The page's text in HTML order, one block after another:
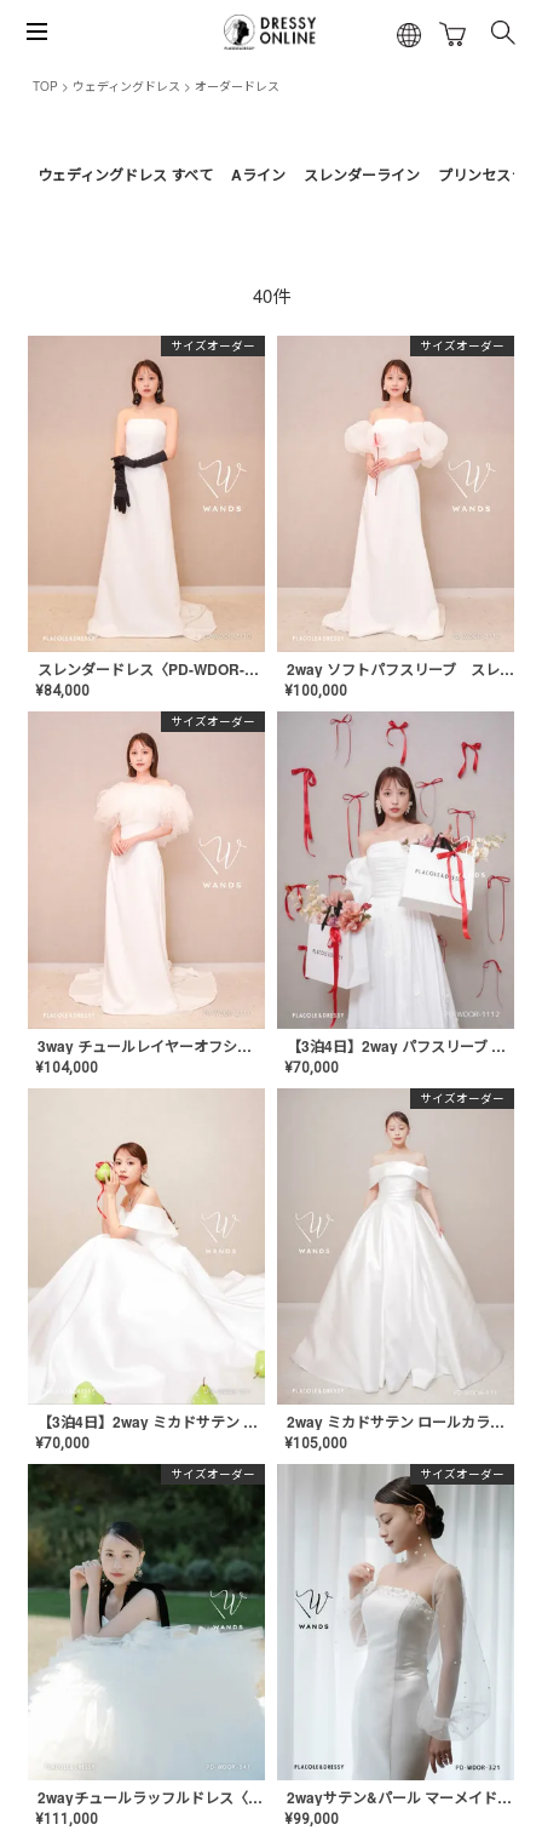
TOP ウェディングドレス オーダードレス
ウェディングドレス すべて Aライン スレンダーライン プリンセスラ
40件
サイズオーダー
スレンダードレス〈PD-WDOR-2110〉
¥84,000
サイズオーダー
2way ソフトパフスリーブ スレンダードレス〈PD-WDOR-2112〉
¥100,000
サイズオーダー
3way チュールレイヤーオフショルダー スレンダードレス〈PD-WDOR-2111〉
¥104,000
【3泊4日】2way パフスリーブ タフタドレス〈PD-WDOR-1112〉
¥70,000
【3泊4日】2way ミカドサテン ロールカラードレス〈PD-WDOR-511〉
¥70,000
サイズオーダー
2way ミカドサテン ロールカラードレス〈PD-WDOR-511〉
¥105,000
サイズオーダー
2wayチュールラッフルドレス〈PD-WDOR-341〉
¥111,000
サイズオーダー
2wayサテン&パール マーメイドドレス〈PD-WDOR-321〉
¥99,000